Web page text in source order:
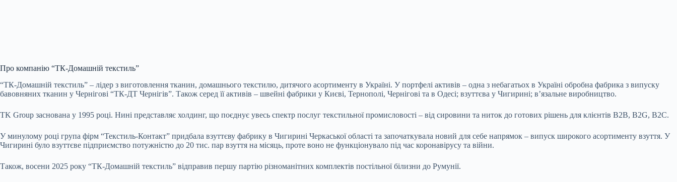
Про компанію “ТК-Домашній текстиль”
“ТК-Домашній текстиль” – лідер з виготовлення тканин, домашнього текстилю, дитячого асортименту в Україні. У портфелі активів – одна з небагатьох в Україні обробна фабрика з випуску
бавовняних тканин у Чернігові “ТК-ДТ Чернігів”. Також серед її активів – швейні фабрики у Києві, Тернополі, Чернігові та в Одесі; взуттєва у Чигирині; в’язальне виробництво.
TK Group заснована у 1995 році. Нині представляє холдинг, що поєднує увесь спектр послуг текстильної промисловості – від сировини та ниток до готових рішень для клієнтів B2B, B2G, B2C.
У минулому році група фірм “Текстиль-Контакт” придбала взуттєву фабрику в Чигирині Черкаської області та започаткувала новий для себе напрямок – випуск широкого асортименту взуття. У
Чигирині було взуттєве підприємство потужністю до 20 тис. пар взуття на місяць, проте воно не функціонувало під час коронавірусу та війни.
Також, восени 2025 року “ТК-Домашній текстиль” відправив першу партію різноманітних комплектів постільної білизни до Румунії.